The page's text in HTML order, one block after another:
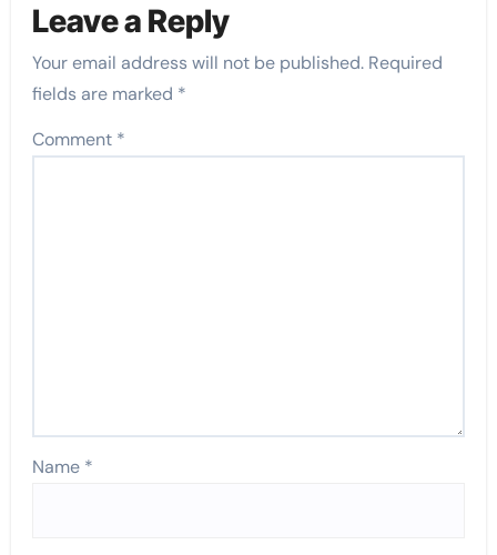
Leave a Reply
Your email address will not be published. Required
fields are marked *
Comment *
Name *